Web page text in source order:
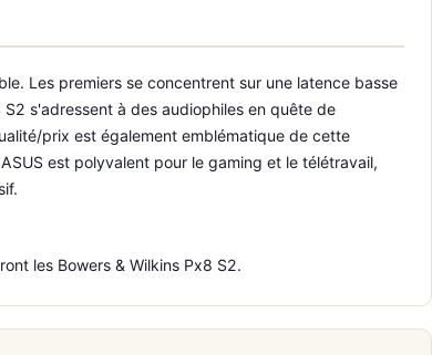
Les premiers se concentrent sur une latence basse
s'adressent à des audiophiles en quête de
prix est également emblématique de cette
est polyvalent pour le gaming et le télétravail,
les Bowers & Wilkins Px8 S2.